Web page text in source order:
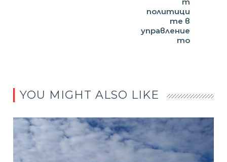
политици
те в
управление
то
YOU MIGHT ALSO LIKE